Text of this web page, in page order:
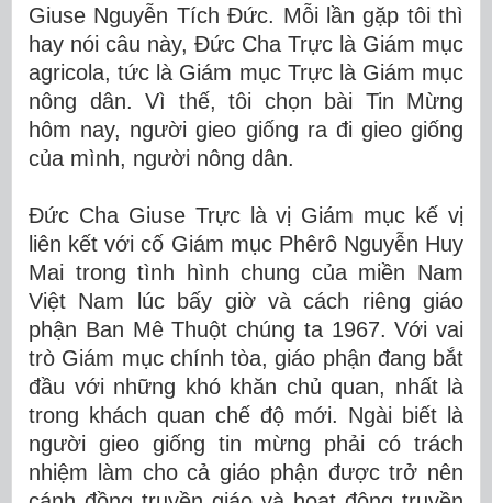
Giuse Nguyễn Tích Đức. Mỗi lần gặp tôi thì
hay nói câu này, Đức Cha Trực là Giám mục
agricola, tức là Giám mục Trực là Giám mục
nông dân. Vì thế, tôi chọn bài Tin Mừng
hôm nay, người gieo giống ra đi gieo giống
của mình, người nông dân.
Đức Cha Giuse Trực là vị Giám mục kế vị
liên kết với cố Giám mục Phêrô Nguyễn Huy
Mai trong tình hình chung của miền Nam
Việt Nam lúc bấy giờ và cách riêng giáo
phận Ban Mê Thuột chúng ta 1967. Với vai
trò Giám mục chính tòa, giáo phận đang bắt
đầu với những khó khăn chủ quan, nhất là
trong khách quan chế độ mới. Ngài biết là
người gieo giống tin mừng phải có trách
nhiệm làm cho cả giáo phận được trở nên